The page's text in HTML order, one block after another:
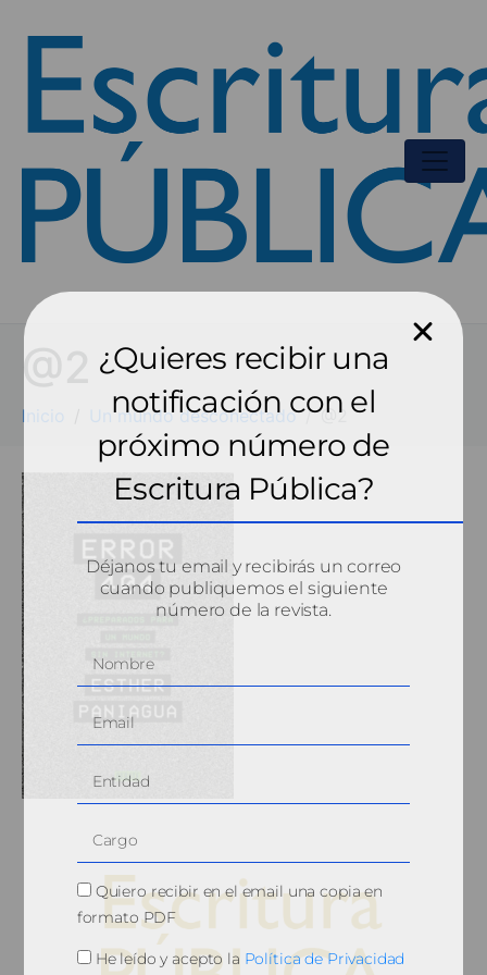
Inicio Un mundo desconectado @2
¿Quieres recibir una
notificación con el
próximo número de
Escritura Pública?
Déjanos tu email y recibirás un correo
cuando publiquemos el siguiente
número de la revista.
Quiero recibir en el email una copia en
formato PDF
He leído y acepto la Política de Privacidad